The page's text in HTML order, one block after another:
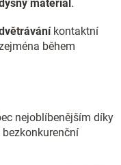
materiál.
kontaktní
během
nejoblíbenějším díky